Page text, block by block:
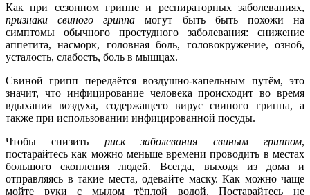
Как при сезонном гриппе и респираторных заболеваниях,
признаки свиного гриппа могут быть быть похожи на
симптомы обычного простудного заболевания: снижение
аппетита, насморк, головная боль, головокружение, озноб,
усталость, слабость, боль в мышцах.
Свиной грипп передаётся воздушно-капельным путём, это
значит, что инфицирование человека происходит во время
вдыхания воздуха, содержащего вирус свиного гриппа, а
также при использовании инфицированной посуды.
Чтобы снизить риск заболевания свиным гриппом,
постарайтесь как можно меньше времени проводить в местах
большого скопления людей. Всегда, выходя из дома и
отправляясь в такие места, одевайте маску. Как можно чаще
мойте руки с мылом тёплой водой. Постарайтесь не